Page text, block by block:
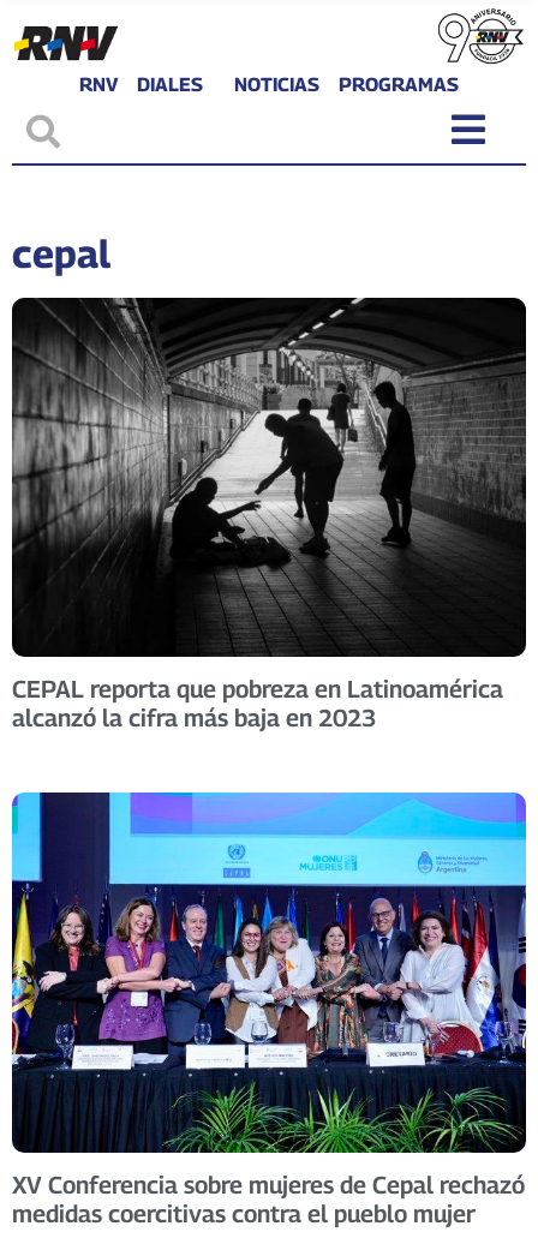
RNV DIALES NOTICIAS PROGRAMAS
cepal
CEPAL reporta que pobreza en Latinoamérica
alcanzó la cifra más baja en 2023
XV Conferencia sobre mujeres de Cepal rechazó
medidas coercitivas contra el pueblo mujer